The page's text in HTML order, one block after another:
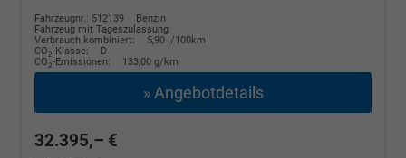
Fahrzeugnr.: 512139
Benzin
Fahrzeug mit Tageszulassung
Verbrauch kombiniert:
5,90 l/100km
CO2-Klasse:
D
CO2-Emissionen: 133,00 g/km
» Angebotdetails
32.395,– €